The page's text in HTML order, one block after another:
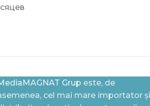
Grup este, de
cel mai mare importator și